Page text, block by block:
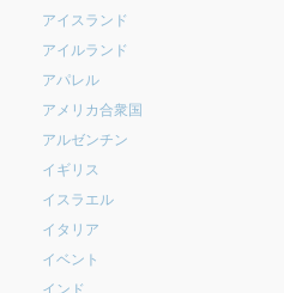
アイスランド
アイルランド
アパレル
アメリカ合衆国
アルゼンチン
イギリス
イスラエル
イタリア
イベント
インド